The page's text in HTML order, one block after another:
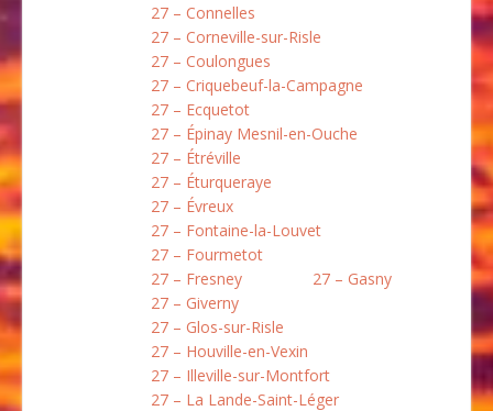
27 – Connelles
27 – Corneville-sur-Risle
27 – Coulongues
27 – Criquebeuf-la-Campagne
27 – Ecquetot
27 – Épinay Mesnil-en-Ouche
27 – Étréville
27 – Éturqueraye
27 – Évreux
27 – Fontaine-la-Louvet
27 – Fourmetot
27 – Fresney
27 – Gasny
27 – Giverny
27 – Glos-sur-Risle
27 – Houville-en-Vexin
27 – Illeville-sur-Montfort
27 – La Lande-Saint-Léger